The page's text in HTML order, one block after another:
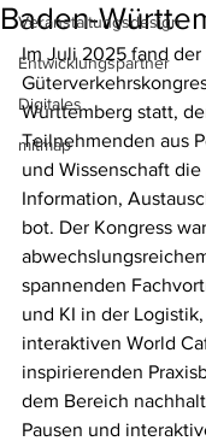
Veranstaltungsdesign
Entwicklungspartner
Digitales
mitmap
Baden-
Im Juli 2025 fand
Württemberg statt,
Teilnehmenden aus
und Wissenschaft
Information,
bot. Der Kongress
spannenden
und KI in der
interaktiven World
inspirierenden
dem Bereich
Pausen und